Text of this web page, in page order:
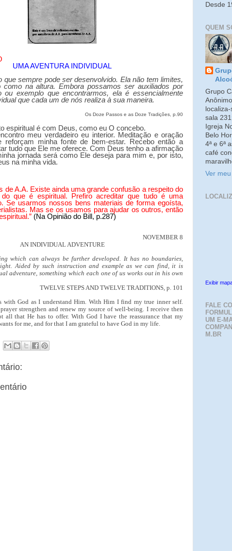
UMA AVENTURA INDIVIDUAL
que sempre pode ser desenvolvido. Ela não tem limites,
como na altura. Embora possamos ser auxiliados por
ou exemplo que encontrarmos, ela é essencialmente
que cada um de nós realiza à sua maneira.
Os Doze Passos e as Doze Tradições, p.90
espiritual é com Deus, como eu O concebo.
meu verdadeiro eu interior. Meditação e oração
reforçam minha fonte de bem-estar. Recebo então a
tudo que Ele me oferece. Com Deus tenho a afirmação
jornada será como Ele deseja para mim e, por isto,
na minha vida.
de A.A. Existe ainda uma grande confusão a respeito do
que é espiritual. Prefiro acreditar que tudo é uma
Se usarmos nossos bens materiais de forma egoísta,
Mas se os usamos para ajudar os outros, então
(Na Opinião do Bill, p.287)
NOVEMBER 8
AN INDIVIDUAL ADVENTURE
which can always be further developed. It has no boundaries,
Aided by such instruction and example as we can find, it is
adventure, something which each one of us works out in his own
TWELVE STEPS AND TWELVE TRADITIONS, p. 101
God as I understand Him. With Him I find my true inner self.
strengthen and renew my source of well-being. I receive then
all that He has to offer. With God I have the reassurance that my
for me, and for that I am grateful to have God in my life.
Desde
QUEM
Grupo
sala
Igreja
Belo
4ª e 6ª
café
Ver
Exibir
FALE
UM E-
M.BR